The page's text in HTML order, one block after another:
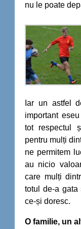
nu le poate
Iar un astfel
important
tot respectul
pentru mulți
ne permitem
au nicio
care mulți
totul de-a gata
ce-și doresc.
O familie, un